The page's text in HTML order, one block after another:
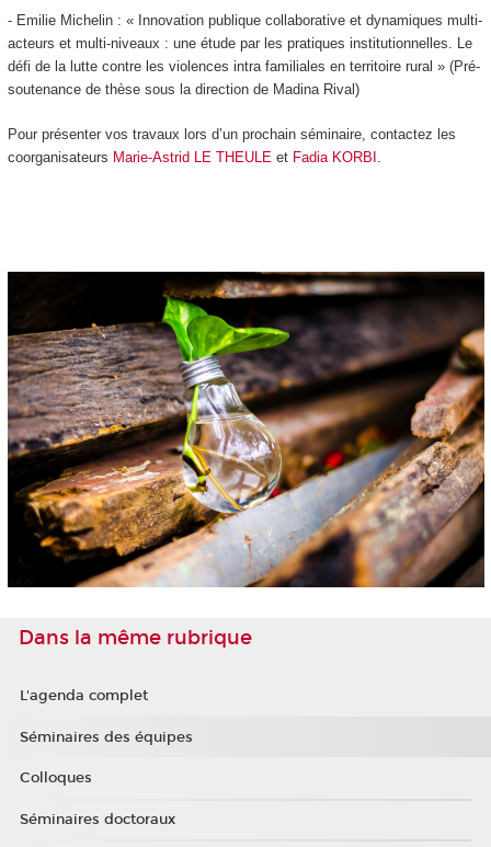
- Emilie Michelin : « Innovation publique collaborative et dynamiques multi-
acteurs et multi-niveaux : une étude par les pratiques institutionnelles. Le
défi de la lutte contre les violences intra familiales en territoire rural » (Pré-
soutenance de thèse sous la direction de Madina Rival)
Pour présenter vos travaux lors d’un prochain séminaire, contactez les
coorganisateurs Marie-Astrid LE THEULE et Fadia KORBI
Dans la même rubrique
L'agenda complet
Séminaires des équipes
Colloques
Séminaires doctoraux